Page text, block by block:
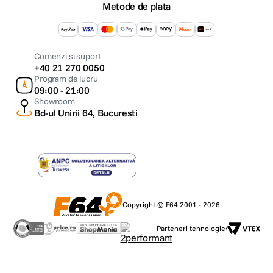
Time Lapse Photo: Da
Time Lapse Video: Da
TimeWarp Video: Da
Night LapsePhoto: Da
Slo-Mo: 8x
Short Clips: Da
Orientare verticala (portret): Da
Design si dimensiuni
Dimensiuni: 62.3 W x 44.9 H x 33 D (mm)
Metode de plata
Comenzi si suport
+40 21 270 0050
Program de lucru
09:00 - 21:00
Showroom
Bd-ul Unirii 64, Bucuresti
Copyright © F64 2001 - 2026
Parteneri tehnologie: